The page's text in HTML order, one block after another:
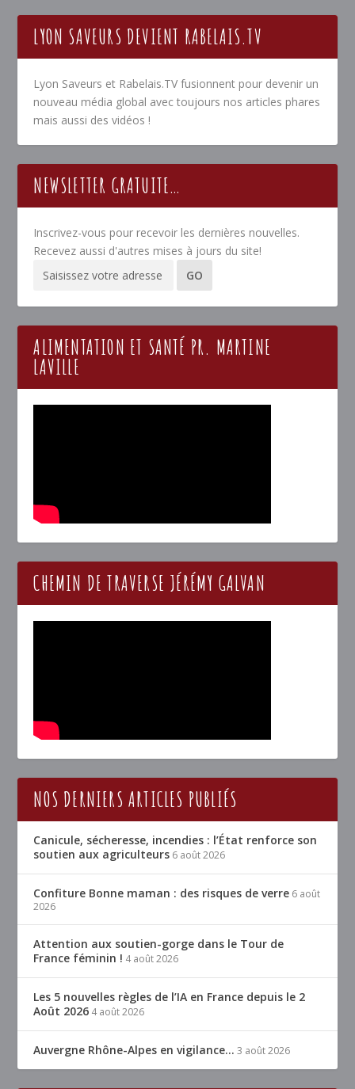
LYON SAVEURS DEVIENT RABELAIS.TV
Lyon Saveurs et Rabelais.TV fusionnent pour devenir un
nouveau média global avec toujours nos articles phares
mais aussi des vidéos !
NEWSLETTER GRATUITE…
Inscrivez-vous pour recevoir les dernières nouvelles.
Recevez aussi d'autres mises à jours du site!
ALIMENTATION ET SANTÉ PR. MARTINE
LAVILLE
CHEMIN DE TRAVERSE JÉRÉMY GALVAN
NOS DERNIERS ARTICLES PUBLIÉS
Canicule, sécheresse, incendies : l’État renforce son
soutien aux agriculteurs 6 août 2026
Confiture Bonne maman : des risques de verre 6 août
2026
Attention aux soutien-gorge dans le Tour de
France féminin ! 4 août 2026
Les 5 nouvelles règles de l’IA en France depuis le 2
Août 2026 4 août 2026
Auvergne Rhône-Alpes en vigilance… 3 août 2026